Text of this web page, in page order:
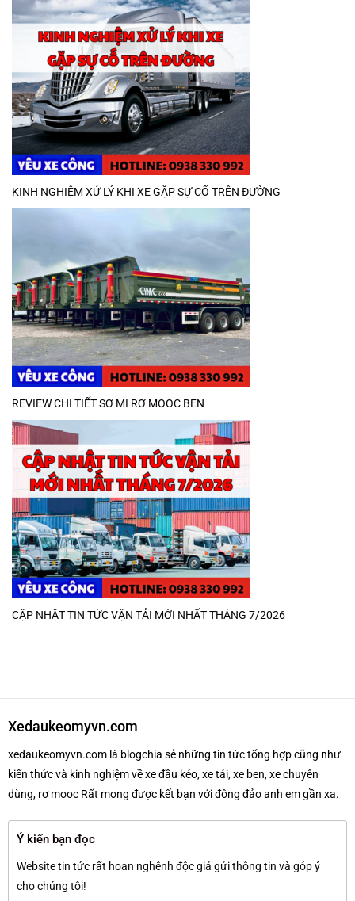
KINH NGHIỆM XỬ LÝ KHI XE GẶP SỰ CỐ TRÊN ĐƯỜNG
REVIEW CHI TIẾT SƠ MI RƠ MOOC BEN
CẬP NHẬT TIN TỨC VẬN TẢI MỚI NHẤT THÁNG 7/2026
Xedaukeomyvn.com
xedaukeomyvn.com là blogchia sẻ những tin tức tổng hợp cũng như
kiến thức và kinh nghiệm về xe đầu kéo, xe tải, xe ben, xe chuyên
dùng, rơ mooc Rất mong được kết bạn với đông đảo anh em gần xa.
Ý kiến bạn đọc
Website tin tức rất hoan nghênh độc giả gửi thông tin và góp ý
cho chúng tôi!